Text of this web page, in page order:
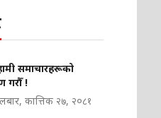
समाचारहरूको
गरौँ !
कात्तिक २७, २०८१